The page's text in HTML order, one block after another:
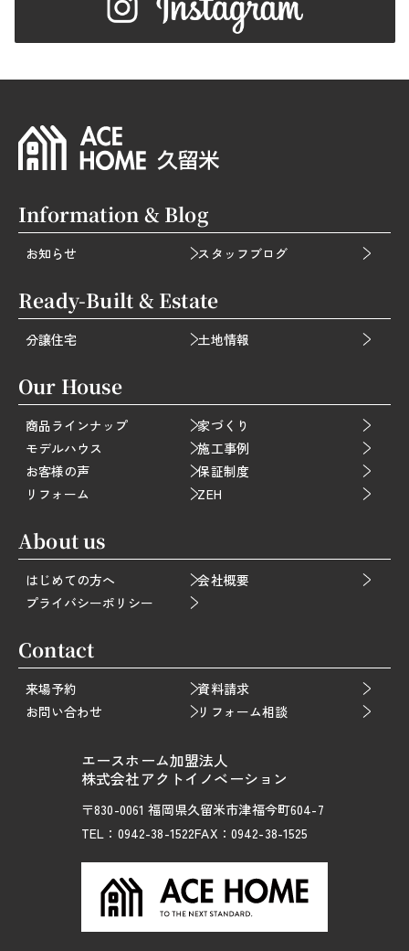
エースホーム加盟法人
株式会社アクトイノベーション
〒830-0061 福岡県久留米市津福今町604-7
TEL：0942-38-1522FAX：0942-38-1525
Information & Blog
お知らせ スタッフブログ
Ready-Built & Estate
分譲住宅 土地情報
Contact
来場予約
資料請求
お問い合わせ
リフォーム相談
Our House
商品ラインナップ
家づくり
モデルハウス
施工事例
お客様の声
保証制度
リフォーム
ZEH
About us
はじめての方へ
会社概要
プライバシーポリシー